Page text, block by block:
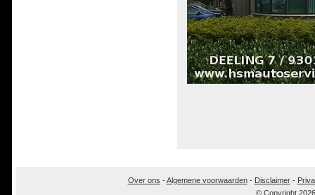
Over ons -Algemene voorwaarden- Disclaimer-
© Copyright